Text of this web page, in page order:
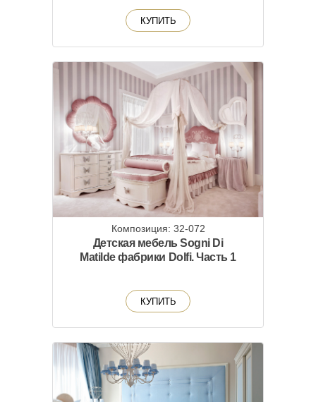
КУПИТЬ
Композиция: 32-072
Детская мебель Sogni Di
Matilde фабрики Dolfi. Часть 1
КУПИТЬ